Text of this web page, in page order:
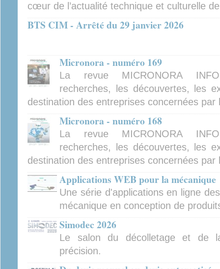
cœur de l’actualité technique et culturelle
BTS CIM - Arrêté du 29 janvier 2026
Micronora - numéro 169
La revue MICRONORA
recherches, les découvertes, les
destination des entreprises concernées
Micronora - numéro 168
La revue MICRONORA
recherches, les découvertes, les
destination des entreprises concernées
Applications WEB pour la mécanique
Une série d'applications en ligne
mécanique en conception de
Simodec 2026
Le salon du décolletage et de
précision.